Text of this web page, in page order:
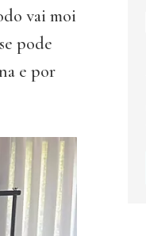
vai moi
pode
e por